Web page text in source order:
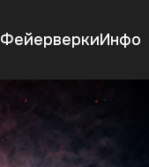
ФейерверкиИнфо